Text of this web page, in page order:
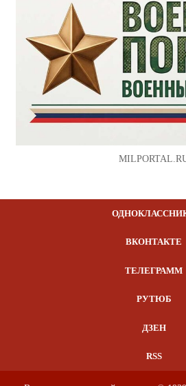
ВКОНТАКТЕ
ТЕЛЕГРАММ
РУТЮБ
ДЗЕН
RSS